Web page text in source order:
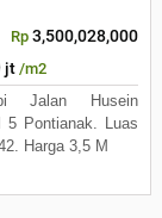
Rp 3,500,028,000
jt /m2
Jalan Husein
5 Pontianak. Luas
Harga 3,5 M